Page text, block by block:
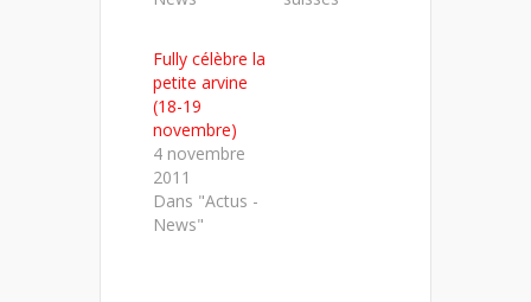
Fully célèbre la
petite arvine
(18-19
novembre)
4 novembre
2011
Dans "Actus -
News"